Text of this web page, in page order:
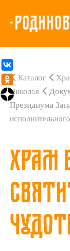
Каталог
Николая
Президиума
Храм